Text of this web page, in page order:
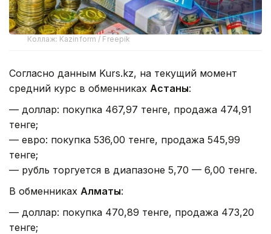
Коллаж: Kazinform / Freepik
Согласно данным Kurs.kz, на текущий момент
средний курс в обменниках Астаны:
— доллар: покупка 467,97 тенге, продажа 474,91
тенге;
— евро: покупка 536,00 тенге, продажа 545,99
тенге;
— рубль торгуется в диапазоне 5,70 — 6,00 тенге.
В обменниках Алматы:
— доллар: покупка 470,89 тенге, продажа 473,20
тенге;